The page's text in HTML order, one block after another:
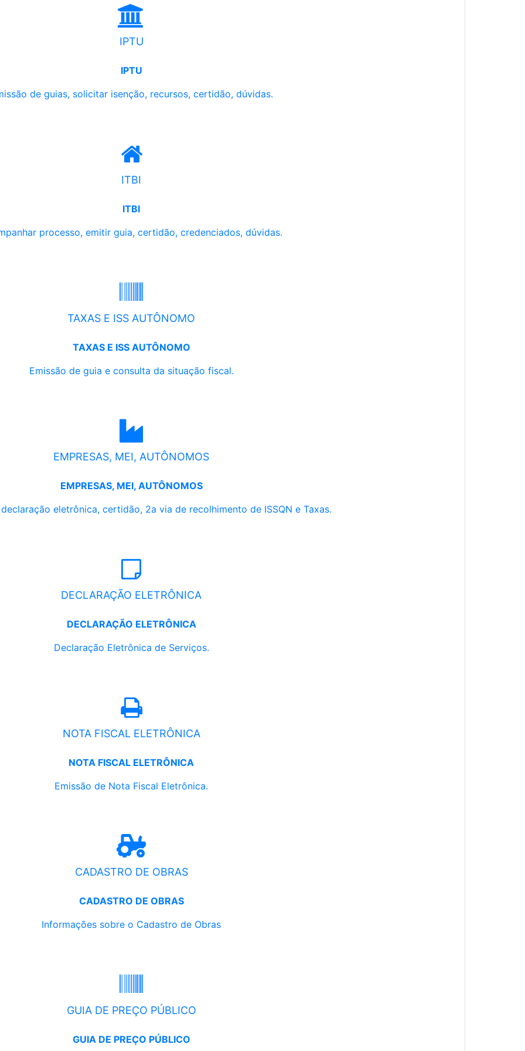
IPTU
IPTU
de guias, solicitar isenção, recursos, certidão, dúvidas.
ITBI
ITBI
processo, emitir guia, certidão, credenciados, dúvidas.
TAXAS E ISS AUTÔNOMO
TAXAS E ISS AUTÔNOMO
Emissão de guia e consulta da situação fiscal.
EMPRESAS, MEI, AUTÔNOMOS
EMPRESAS, MEI, AUTÔNOMOS
eletrônica, certidão, 2a via de recolhimento de ISSQN e Taxas.
DECLARAÇÃO ELETRÔNICA
DECLARAÇÃO ELETRÔNICA
Declaração Eletrônica de Serviços.
NOTA FISCAL ELETRÔNICA
NOTA FISCAL ELETRÔNICA
Emissão de Nota Fiscal Eletrônica.
CADASTRO DE OBRAS
CADASTRO DE OBRAS
Informações sobre o Cadastro de Obras
GUIA DE PREÇO PÚBLICO
GUIA DE PREÇO PÚBLICO